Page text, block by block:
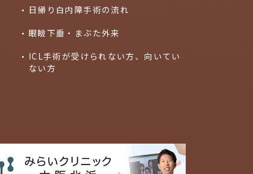
日帰り白内障手術の流れ
眼瞼下垂・まぶた外来
ICL手術が受けられない方、向いてい
ない方